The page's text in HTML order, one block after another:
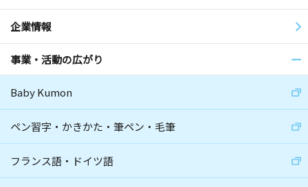
企業情報
事業・活動の広がり
Baby Kumon
ペン習字・かきかた・筆ペン・毛筆
フランス語・ドイツ語